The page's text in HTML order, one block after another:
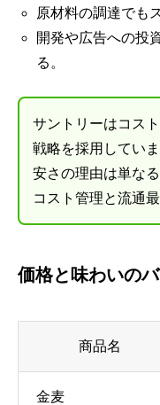
原材料の調達でも
開発や広告への投
る。
サントリーはコス
戦略を採用していま
安さの理由は単な
コスト管理と流通
価格と味わいの
商品名
金麦